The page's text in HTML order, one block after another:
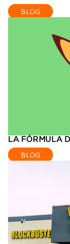
BLOG
LA FÓRMULA
BLOG